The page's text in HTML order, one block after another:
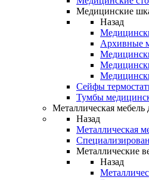
Медицинские
Назад
Архивные
Сейфы
Тумбы
Металлическая мебель
Назад
Металлическая
Металлические
Назад